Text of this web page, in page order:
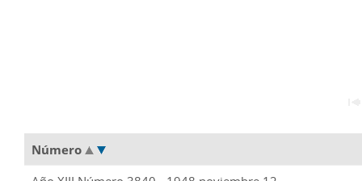
Número